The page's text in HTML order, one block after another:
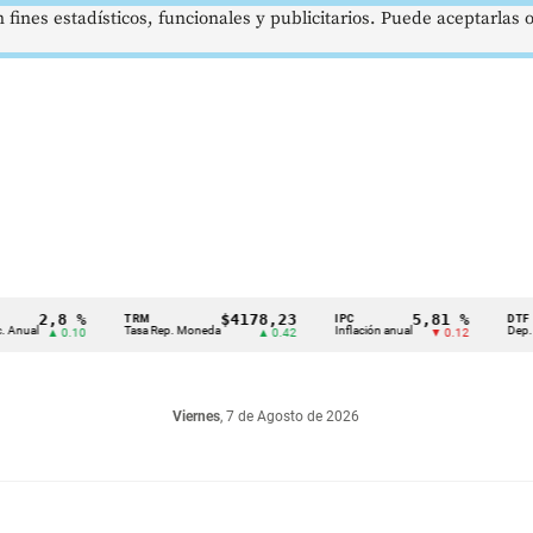
%
▲ 0.10
TRM
Tasa Rep. Moneda
$4178,23
▲ 0.42
IPC
Inflación anual
5,81 %
▼ 0.12
DTF
Dep.
Viernes, 7 de Agosto de 2026
estadísticos, funcionales y publicitarios. Puede aceptarlas